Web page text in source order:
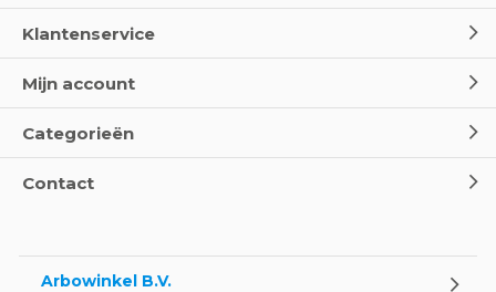
Klantenservice
Mijn account
Categorieën
Contact
Arbowinkel B.V.